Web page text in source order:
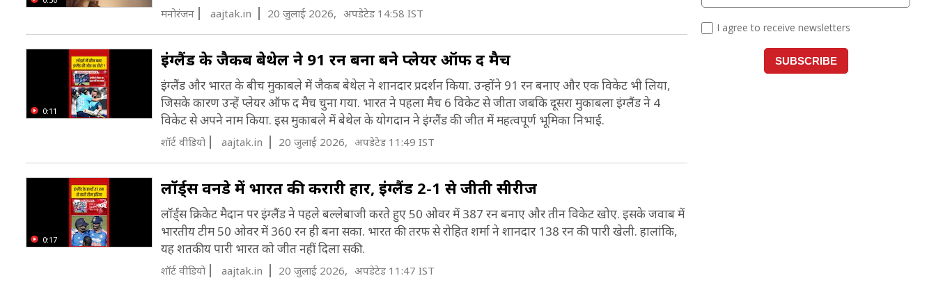
मनोरंजन aajtak.in 20 जुलाई 2026, अपडेटेड 14:58 IST
0:11
इंग्लैंड के जैकब बेथेल ने 91 रन बना बने प्लेयर ऑफ द मैच
इंग्लैंड और भारत के बीच मुकाबले में जैकब बेथेल ने शानदार प्रदर्शन किया. उन्होंने 91 रन बनाए और एक विकेट भी लिया,
जिसके कारण उन्हें प्लेयर ऑफ द मैच चुना गया. भारत ने पहला मैच 6 विकेट से जीता जबकि दूसरा मुकाबला इंग्लैंड ने 4
विकेट से अपने नाम किया. इस मुकाबले में बेथेल के योगदान ने इंग्लैंड की जीत में महत्वपूर्ण भूमिका निभाई.
शॉर्ट वीडियो aajtak.in 20 जुलाई 2026, अपडेटेड 11:49 IST
0:17
लॉर्ड्स वनडे में भारत की करारी हार, इंग्लैंड 2-1 से जीती सीरीज
लॉर्ड्स क्रिकेट मैदान पर इंग्लैंड ने पहले बल्लेबाजी करते हुए 50 ओवर में 387 रन बनाए और तीन विकेट खोए. इसके जवाब में
भारतीय टीम 50 ओवर में 360 रन ही बना सका. भारत की तरफ से रोहित शर्मा ने शानदार 138 रन की पारी खेली. हालांकि,
यह शतकीय पारी भारत को जीत नहीं दिला सकी.
शॉर्ट वीडियो aajtak.in 20 जुलाई 2026, अपडेटेड 11:47 IST